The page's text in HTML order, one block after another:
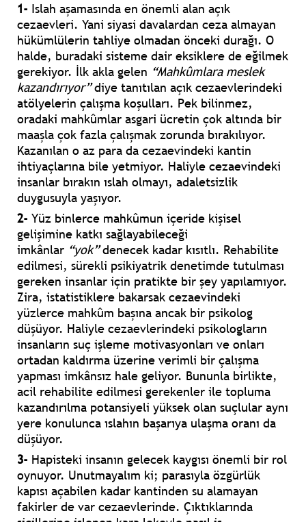
1- Islah aşamasında en önemli alan açık
cezaevleri. Yani siyasi davalardan ceza almayan
hükümlülerin tahliye olmadan önceki durağı. O
halde, buradaki sisteme dair eksiklere de eğilmek
gerekiyor. İlk akla gelen “Mahkûmlara meslek
kazandırıyor”diye tanıtılan açık cezaevlerindeki
atölyelerin çalışma koşulları. Pek bilinmez,
oradaki mahkûmlar asgari ücretin çok altında bir
maaşla çok fazla çalışmak zorunda bırakılıyor.
Kazanılan o az para da cezaevindeki kantin
ihtiyaçlarına bile yetmiyor. Haliyle cezaevindeki
insanlar bırakın ıslah olmayı, adaletsizlik
duygusuyla yaşıyor.
2- Yüz binlerce mahkûmun içeride kişisel
gelişimine katkı sağlayabileceği
imkânlar “yok”denecek kadar kısıtlı. Rehabilite
edilmesi, sürekli psikiyatrik denetimde tutulması
gereken insanlar için pratikte bir şey yapılamıyor.
Zira, istatistiklere bakarsak cezaevindeki
yüzlerce mahkûm başına ancak bir psikolog
düşüyor. Haliyle cezaevlerindeki psikologların
insanların suç işleme motivasyonları ve onları
ortadan kaldırma üzerine verimli bir çalışma
yapması imkânsız hale geliyor. Bununla birlikte,
acil rehabilite edilmesi gerekenler ile topluma
kazandırılma potansiyeli yüksek olan suçlular aynı
yere konulunca ıslahın başarıya ulaşma oranı da
düşüyor.
3- Hapisteki insanın gelecek kaygısı önemli bir rol
oynuyor. Unutmayalım ki; parasıyla özgürlük
kapısı açabilen kadar kantinden su alamayan
fakirler de var cezaevlerinde. Çıktıklarında